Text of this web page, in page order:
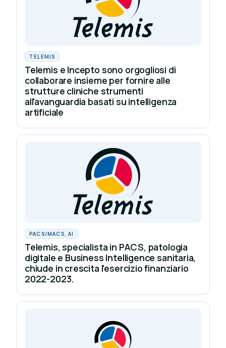
TELEMIS
Telemis e Incepto sono orgogliosi di
collaborare insieme per fornire alle
strutture cliniche strumenti
all'avanguardia basati su intelligenza
artificiale
PACS/MACS, AI
Telemis, specialista in PACS, patologia
digitale e Business Intelligence sanitaria,
chiude in crescita l'esercizio finanziario
2022-2023.